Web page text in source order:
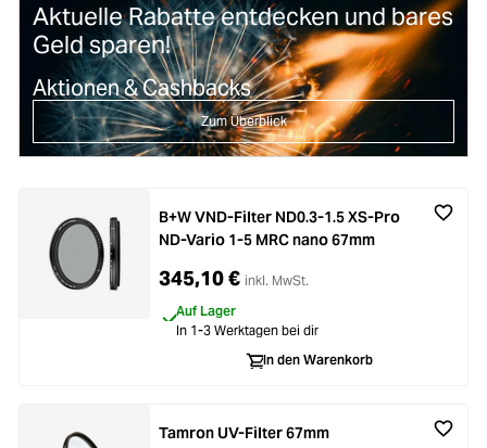
Aktuelle Rabatte entdecken und bares
Geld sparen!
Aktionen & Cashbacks
Zum Überblick
B+W VND-Filter ND0.3-1.5 XS-Pro
ND-Vario 1-5 MRC nano 67mm
345,10 € inkl. MwSt.
Auf Lager
In 1-3 Werktagen bei dir
In den Warenkorb
Tamron UV-Filter 67mm